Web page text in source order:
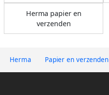
Herma Papier en verzenden
Herma papier en
verzenden